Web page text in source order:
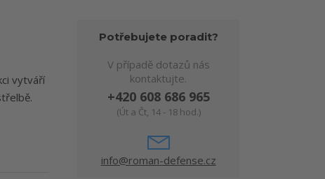
vytváří
Potřebujete poradit?
V případě dotazů nás
kontaktujte.
+420 608 686 965
(Út a Čt, 14 - 18 hod.)
info@roman-defense.cz